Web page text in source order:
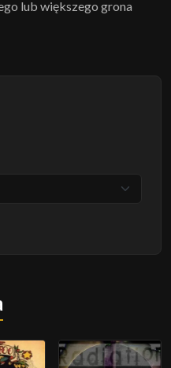
lub większego grona